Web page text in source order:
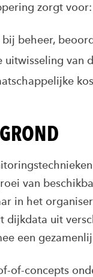
zorgt voor:
beheer,
uitwisseling van
van
in het
dijkdata uit
een
of-concepts